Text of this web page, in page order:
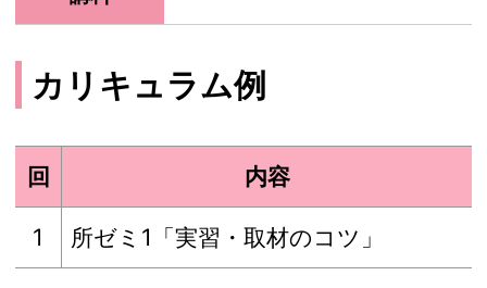
カリキュラム例
回 内容
1 所ゼミ1「実習・取材のコツ」